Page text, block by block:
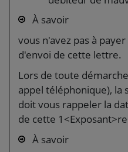
À savoir
vous n'avez pas à
d'envoi de cette lettre.
Lors de toute
appel téléphonique),
doit vous rappeler la
de cette
À savoir